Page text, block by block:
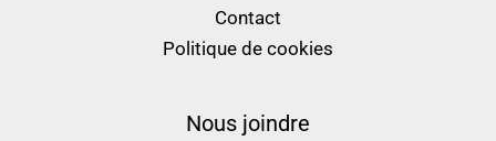
Contact
Politique de cookies
Nous joindre